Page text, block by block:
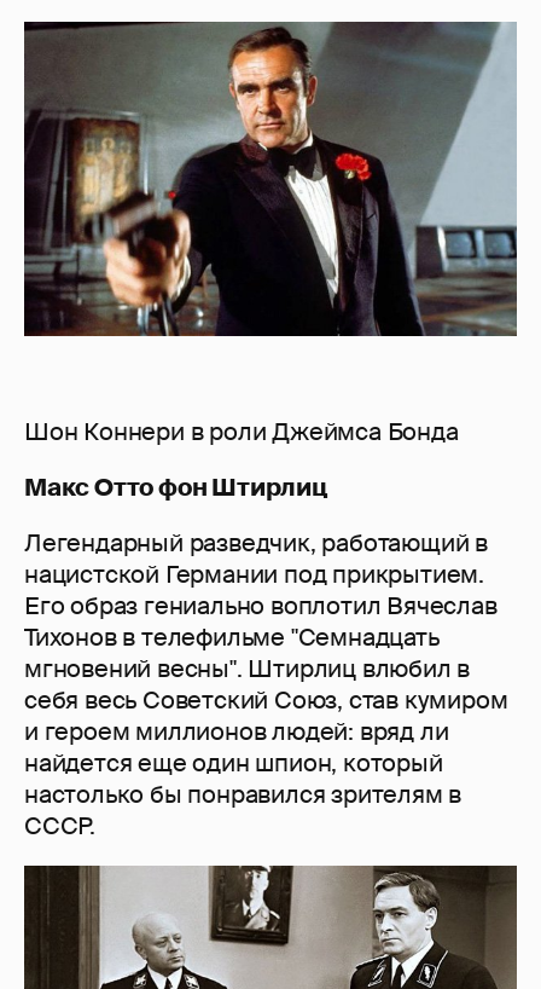
Шон Коннери в роли Джеймса Бонда
Макс Отто фон Штирлиц
Легендарный разведчик, работающий в
нацистской Германии под прикрытием.
Его образ гениально воплотил Вячеслав
Тихонов в телефильме "Семнадцать
мгновений весны". Штирлиц влюбил в
себя весь Советский Союз, став кумиром
и героем миллионов людей: вряд ли
найдется еще один шпион, который
настолько бы понравился зрителям в
СССР.